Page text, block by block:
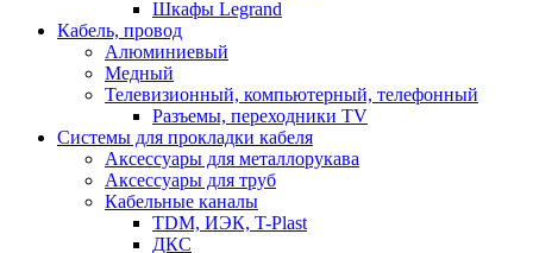
Шкафы Legrand
Кабель, провод
Алюминиевый
Медный
Телевизионный, компьютерный, телефонный
Разъемы, переходники TV
Системы для прокладки кабеля
Аксессуары для металлорукава
Аксессуары для труб
Кабельные каналы
TDM, ИЭК, T-Plast
ДКС